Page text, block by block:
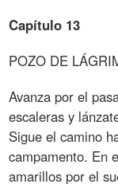
Capítulo 13
POZO DE
Avanza por el
escaleras y
Sigue el camino
campamento. En
amarillos por el